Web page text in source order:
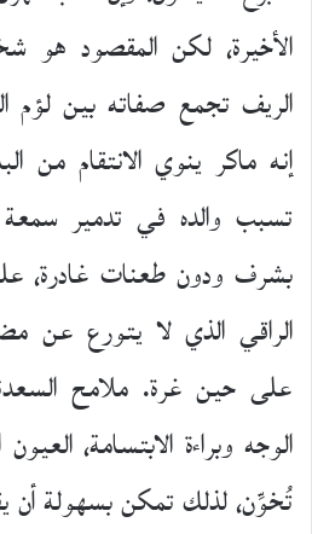
الأخيرة، لكن المقصود
الريف تجمع صفاته بين لؤم
إنه ماكر ينوي الانتقام من
تسبب والده في تدمير
بشرف ودون طعنات غادرة،
الراقي الذي لا يتورع عن
على حين غرة. ملامح
الوجه وبراءة الابتسامة،
تُخوِّن، لذلك تمكن بسهولة أن